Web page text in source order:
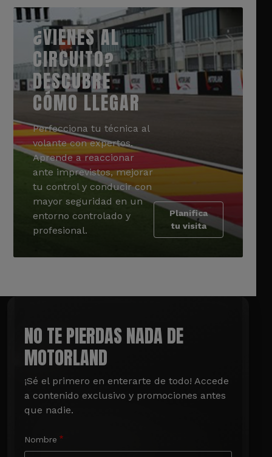
¿VIENES AL
CIRCUITO?
DESCUBRE
CÓMO LLEGAR
Perfecciona tu técnica al
volante con expertos.
Aprende a reaccionar
ante imprevistos, mejorar
tu control y conducir con
mayor seguridad en un
entorno controlado y
profesional.
Planifica
tu visita
NO TE PIERDAS NADA DE
MOTORLAND
¡Sé el primero en enterarte de todo! Accede
a contenido exclusivo y promociones antes
que nadie.
Nombre